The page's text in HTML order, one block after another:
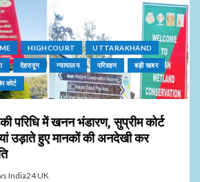
HIGHCOURT UTTARAKHAND
देहरादून न्यायालय परिवहन बड़ी खबर
कोर्ट
परिधि में खनन भंडारण, सुप्रीम कोर्ट
उड़ाते हुए मानकों की अनदेखी कर
India24 UK